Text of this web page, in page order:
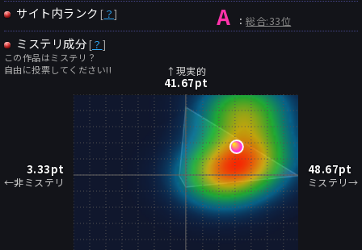
サイト内ランク [ ？] A ：総合:33位
ミステリ成分 [？ ]
この作品はミステリ？
自由に投票してください!!
↑現実的
41.67pt
3.33pt
←非ミステリ
48.67pt
ミステリ→